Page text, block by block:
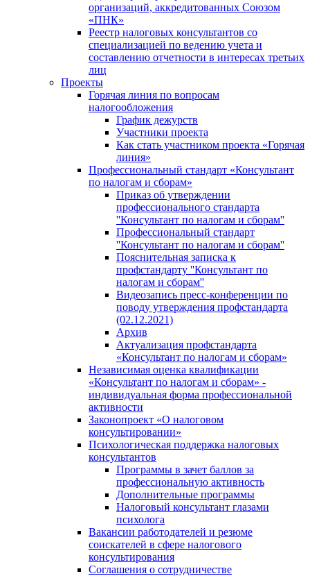
организаций, аккредитованных Союзом
«ПНК»
Реестр налоговых консультантов со
специализацией по ведению учета и
составлению отчетности в интересах третьих
лиц
Проекты
Горячая линия по вопросам
налогообложения
График дежурств
Участники проекта
Как стать участником проекта «Горячая
линия»
Профессиональный стандарт «Консультант
по налогам и сборам»
Приказ об утверждении
профессионального стандарта
''Консультант по налогам и сборам''
Профессиональный стандарт
''Консультант по налогам и сборам''
Пояснительная записка к
профстандарту ''Консультант по
налогам и сборам''
Видеозапись пресс-конференции по
поводу утверждения профстандарта
(02.12.2021)
Архив
Актуализация профстандарта
«Консультант по налогам и сборам»
Независимая оценка квалификации
«Консультант по налогам и сборам» -
индивидуальная форма профессиональной
активности
Законопроект «О налоговом
консультировании»
Психологическая поддержка налоговых
консультантов
Программы в зачет баллов за
профессиональную активность
Дополнительные программы
Налоговый консультант глазами
психолога
Вакансии работодателей и резюме
соискателей в сфере налогового
консультирования
Соглашения о сотрудничестве